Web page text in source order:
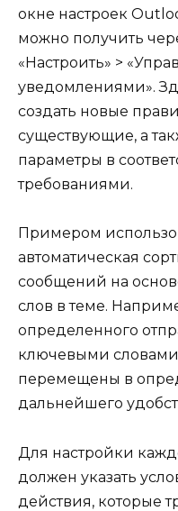
окне настроек
можно получить
«Настроить» >
уведомлениями».
создать новые
существующие, а
параметры в
требованиями.
Примером
автоматическая
сообщений на
слов в теме.
определенного
ключевыми словами
перемещены в
дальнейшего
Для настройки
должен указать
действия, которые